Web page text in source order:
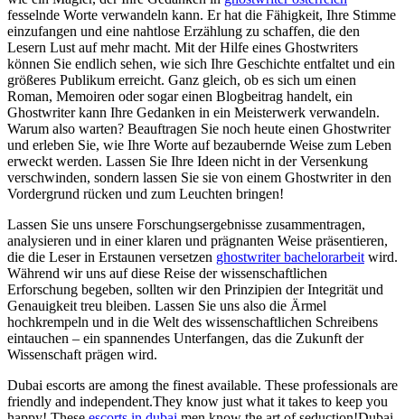
fesselnde Worte verwandeln kann. Er hat die Fähigkeit, Ihre Stimme
einzufangen und eine nahtlose Erzählung zu schaffen, die den
Lesern Lust auf mehr macht. Mit der Hilfe eines Ghostwriters
können Sie endlich sehen, wie sich Ihre Geschichte entfaltet und ein
größeres Publikum erreicht. Ganz gleich, ob es sich um einen
Roman, Memoiren oder sogar einen Blogbeitrag handelt, ein
Ghostwriter kann Ihre Gedanken in ein Meisterwerk verwandeln.
Warum also warten? Beauftragen Sie noch heute einen Ghostwriter
und erleben Sie, wie Ihre Worte auf bezaubernde Weise zum Leben
erweckt werden. Lassen Sie Ihre Ideen nicht in der Versenkung
verschwinden, sondern lassen Sie sie von einem Ghostwriter in den
Vordergrund rücken und zum Leuchten bringen!
Lassen Sie uns unsere Forschungsergebnisse zusammentragen,
analysieren und in einer klaren und prägnanten Weise präsentieren,
die die Leser in Erstaunen versetzen ghostwriter bachelorarbeit wird.
Während wir uns auf diese Reise der wissenschaftlichen
Erforschung begeben, sollten wir den Prinzipien der Integrität und
Genauigkeit treu bleiben. Lassen Sie uns also die Ärmel
hochkrempeln und in die Welt des wissenschaftlichen Schreibens
eintauchen – ein spannendes Unterfangen, das die Zukunft der
Wissenschaft prägen wird.
Dubai escorts are among the finest available. These professionals are
friendly and independent.They know just what it takes to keep you